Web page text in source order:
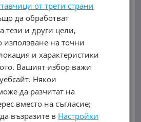
- КАРЛОВО /до разклона за
59 35 68,08877 45 205
от трети страни
да обработват
тези и други цели,
използване на точни
и характеристики
Вашият избор важи
Някои
да разчитат на
вместо на съгласие;
възразите в Настройки